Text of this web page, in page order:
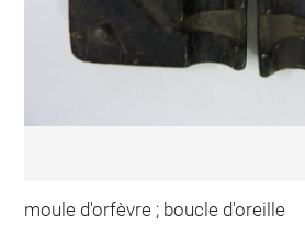
moule d'orfèvre ; boucle d'oreille